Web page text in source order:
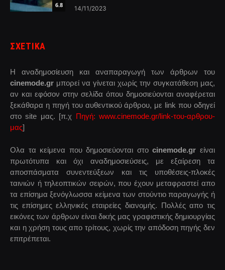
6.8 14/11/2023
ΣΧΕΤΙΚΑ
Η αναδημοσίευση και αναπαραγωγή των άρθρων του
cinemode.gr μπορεί να γίνεται χωρίς την συγκατάθεση μας,
αν και εφόσον στην σελίδα όπου δημοσιεύονται αναφέρεται
ξεκάθαρα η πηγή του αυθεντικού άρθρου, με link που οδηγεί
στο site μας. [π.χ Πηγή: www.cinemode.gr/link-του-αρθρου-
μας]
Ολα τα κείμενα που δημοσιεύονται στοcinemode.gr είναι
πρωτότυπα και όχι αναδημοσιεύσεις, με εξαίρεση τα
αποσπάσματα συνεντεύξεων και τις υποθέσεις-πλοκές
ταινιών ή τηλεοπτικών σειρών, που έχουν μεταφραστεί απο
τα επίσημα ξενόγλωσσα κείμενα των στούντιο παραγωγής ή
τις επίσημες ελληνικές εταιρείες διανομής. Πολλές απο τις
εικόνες των άρθρων είναι δικής μας γραφιστικής δημιουργίας
και η χρήση τους απο τρίτους, χωρίς την απόδοση πηγής δεν
επιτρέπεται.